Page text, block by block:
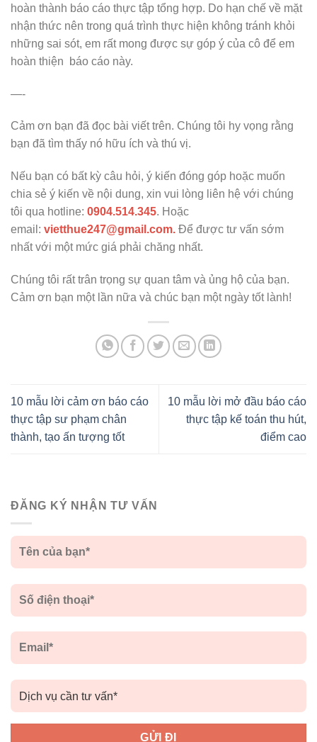
hoàn thành báo cáo thực tập tổng hợp. Do hạn chế về mặt
nhận thức nên trong quá trình thực hiện không tránh khỏi
những sai sót, em rất mong được sự góp ý của cô để em
hoàn thiện báo cáo này.
—-
Cảm ơn bạn đã đọc bài viết trên. Chúng tôi hy vọng rằng
bạn đã tìm thấy nó hữu ích và thú vị.
Nếu bạn có bất kỳ câu hỏi, ý kiến đóng góp hoặc muốn
chia sẻ ý kiến về nội dung, xin vui lòng liên hệ với chúng
tôi qua hotline: 0904.514.345. Hoặc
email: vietthue247@gmail.com. Để được tư vấn sớm
nhất với một mức giá phải chăng nhất.
Chúng tôi rất trân trọng sự quan tâm và ủng hộ của bạn.
Cảm ơn bạn một lần nữa và chúc bạn một ngày tốt lành!
10 mẫu lời cảm ơn báo cáo
thực tập sư phạm chân
thành, tạo ấn tượng tốt
10 mẫu lời mở đầu báo cáo
thực tập kế toán thu hút,
điểm cao
ĐĂNG KÝ NHẬN TƯ VẤN